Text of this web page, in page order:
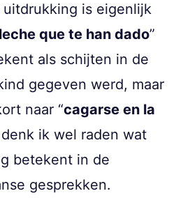
is eigenlijk
que te han dado”
als schijten in de
gegeven werd, maar
naar “cagarse en la
ik wel raden wat
betekent in de
gesprekken.